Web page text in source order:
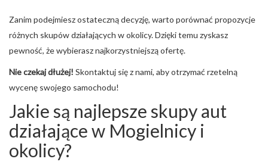
Zanim podejmiesz ostateczną decyzję, warto porównać propozycje
różnych skupów działających w okolicy. Dzięki temu zyskasz
pewność, że wybierasz najkorzystniejszą ofertę.
Nie czekaj dłużej! Skontaktuj się z nami, aby otrzymać rzetelną
wycenę swojego samochodu!
Jakie są najlepsze skupy aut
działające w Mogielnicy i
okolicy?